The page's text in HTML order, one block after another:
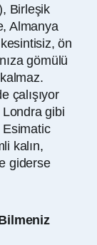
Birleşik
Almanya
ön
gömülü
çalışıyor
gibi
Esimatic
kalın,
giderse